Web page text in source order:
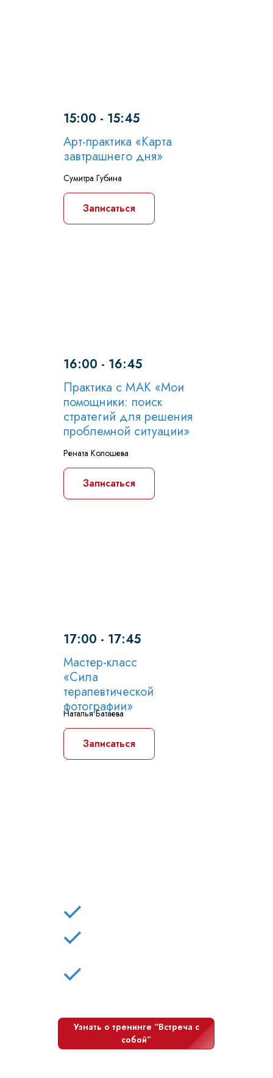
15:00 - 15:45
Арт-практика «Карта
завтрашнего дня»
Сумитра Губина
Записаться
16:00 - 16:45
Практика с МАК «Мои
помощники: поиск
стратегий для решения
проблемной ситуации»
Рената Колошева
Записаться
17:00 - 17:45
Мастер-класс
«Сила
терапевтической
фотографии»
Наталья Батаева
Записаться
Узнать о тренинге “Встреча с
собой”